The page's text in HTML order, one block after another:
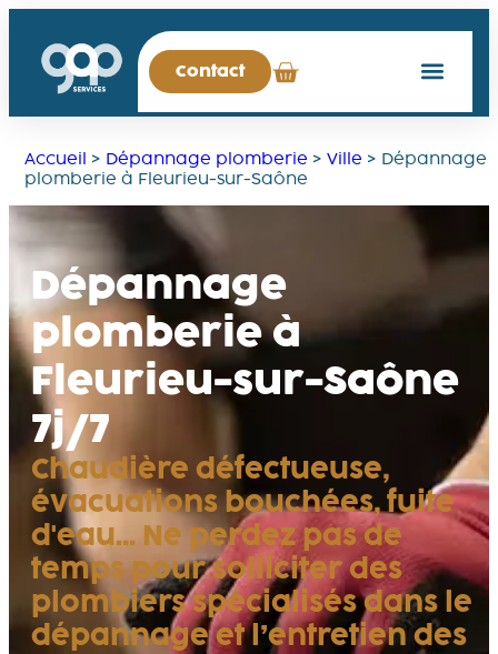
Contact
Accueil > Dépannage plomberie > Ville > Dépannage
plomberie à Fleurieu-sur-Saône
Dépannage
plomberie à
Fleurieu-sur-Saône
7j/7
Chaudière défectueuse,
évacuations bouchées, fuite
d'eau… Ne perdez pas de
temps pour solliciter des
plombiers spécialisés dans le
dépannage et l’entretien des